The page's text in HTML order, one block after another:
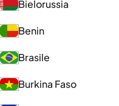
Bielorussia
Benin
Brasile
Burkina Faso